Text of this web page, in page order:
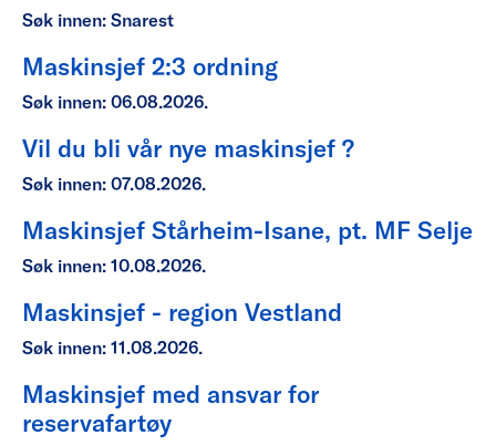
Søk innen: Snarest
Maskinsjef 2:3 ordning
Søk innen: 06.08.2026.
Vil du bli vår nye maskinsjef ?
Søk innen: 07.08.2026.
Maskinsjef Stårheim-Isane, pt. MF Selje
Søk innen: 10.08.2026.
Maskinsjef - region Vestland
Søk innen: 11.08.2026.
Maskinsjef med ansvar for
reservafartøy